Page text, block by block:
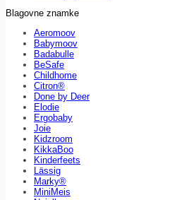
Blagovne znamke
Aeromoov
Babymoov
Badabulle
BeSafe
Childhome
Citron®
Done by Deer
Elodie
Ergobaby
Joie
Kidzroom
KikkaBoo
Kinderfeets
Lässig
Marky®
MiniMeis